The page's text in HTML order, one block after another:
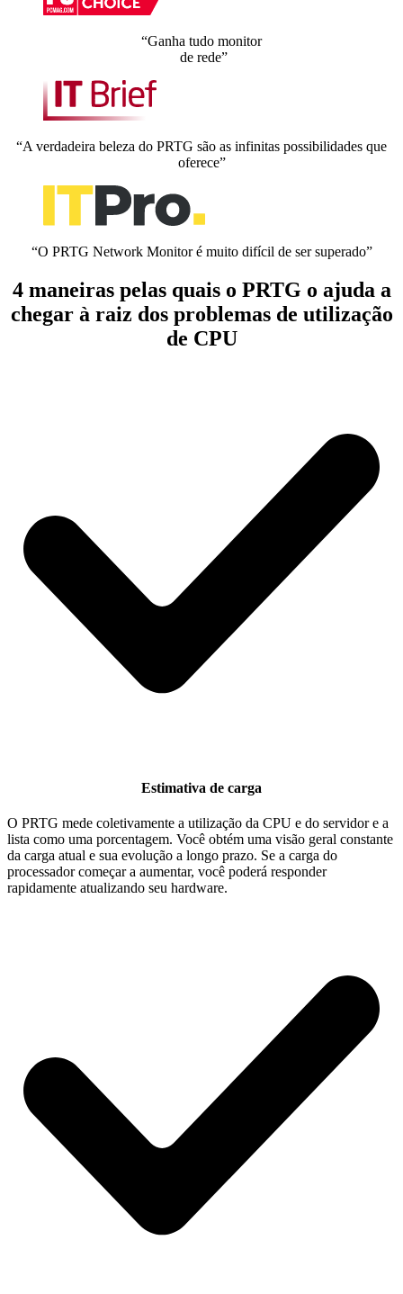
“Ganha tudo monitor
de rede”
“A verdadeira beleza do PRTG são as infinitas possibilidades que
oferece”
“O PRTG Network Monitor é muito difícil de ser superado”
4 maneiras pelas quais o PRTG o ajuda a
chegar à raiz dos problemas de utilização
de CPU
Estimativa de carga
O PRTG mede coletivamente a utilização da CPU e do servidor e a
lista como uma porcentagem. Você obtém uma visão geral constante
da carga atual e sua evolução a longo prazo. Se a carga do
processador começar a aumentar, você poderá responder
rapidamente atualizando seu hardware.